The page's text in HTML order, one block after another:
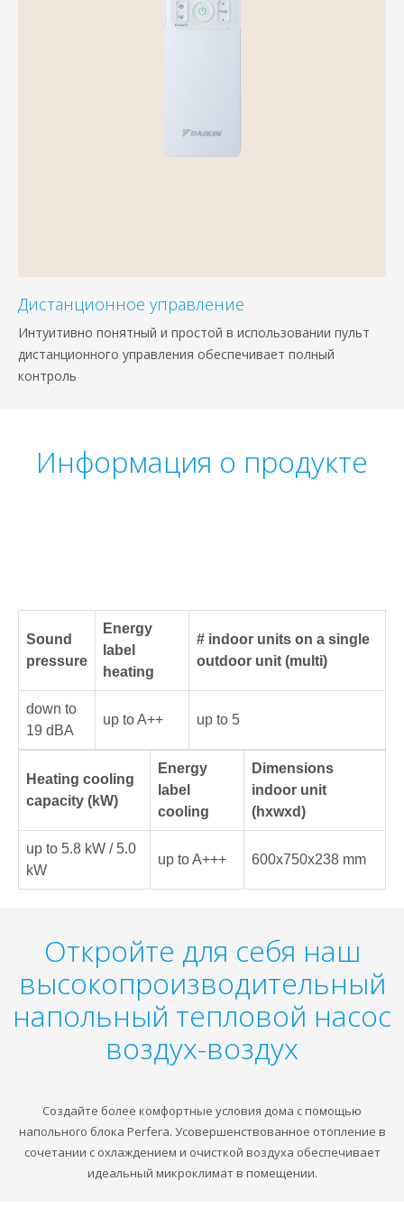
Дистанционное управление
Интуитивно понятный и простой в использовании пульт
дистанционного управления обеспечивает полный
контроль
Информация о продукте
Sound
pressure
Energy
label
heating
# indoor units on a single
outdoor unit (multi)
down to
19 dBA
up to A++ up to 5
Heating cooling
capacity (kW)
Energy
label
cooling
Dimensions
indoor unit
(hxwxd)
up to 5.8 kW / 5.0
kW
up to A+++ 600x750x238 mm
Откройте для себя наш
высокопроизводительный
напольный тепловой насос
воздух-воздух
Создайте более комфортные условия дома с помощью
напольного блока Perfera. Усовершенствованное отопление в
сочетании с охлаждением и очисткой воздуха обеспечивает
идеальный микроклимат в помещении.